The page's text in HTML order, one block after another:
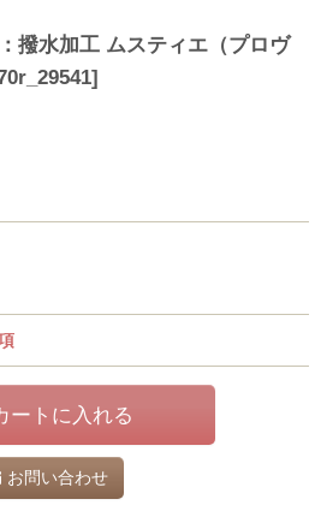
撥水加工 ムスティエ（プロヴ
]
ートに入れる
お問い合わせ